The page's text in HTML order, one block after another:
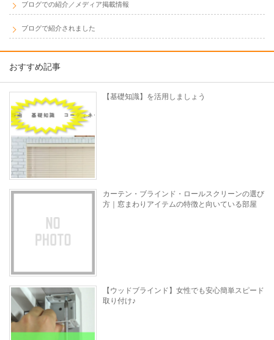
ブログでの紹介／メディア掲載情報
ブログで紹介されました
おすすめ記事
【基礎知識】を活用しましょう
カーテン・ブラインド・ロールスクリーンの選び
方｜窓まわりアイテムの特徴と向いている部屋
【ウッドブラインド】女性でも安心簡単スピード
取り付け♪